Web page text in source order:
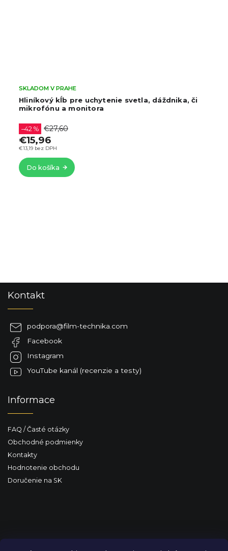
Hliníkový kĺb pre uchytenie svetla, dáždnika, či
mikrofónu a monitora
SKLADOM V PRAHE
€13,19 bez DPH
–42 % €27,60
€15,96
Do košíka
Kontakt
podpora@film-technika.com
Facebook
Instagram
YouTube kanál (recenzie a testy)
Informace
FAQ / Časté otázky
Obchodné podmienky
Kontakty
Hodnotenie obchodu
Doručenie na SK